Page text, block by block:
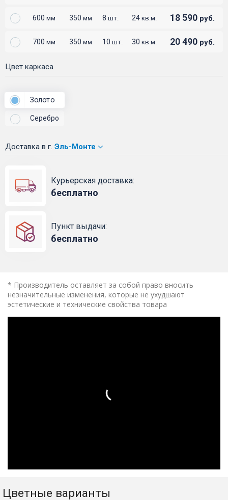
600 мм 350 мм 8 шт. 24 кв.м. 18 590 руб.
700 мм 350 мм 10 шт. 30 кв.м. 20 490 руб.
Цвет каркаса
Золото
Серебро
Доставка в г. Эль-Монте
Курьерская доставка:
бесплатно
Пункт выдачи:
бесплатно
* Производитель оставляет за собой право вносить
незначительные изменения, которые не ухудшают
эстетические и технические свойства товара
Цветные варианты